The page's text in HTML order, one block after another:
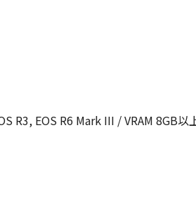
R3, EOS R6 Mark III / VRAM 8GB以